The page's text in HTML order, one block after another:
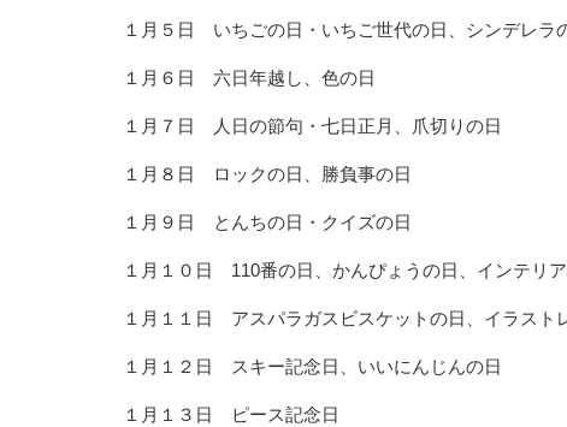
１月５日 いちごの日・いちご世代の日、シンデレラ
１月６日 六日年越し、色の日
１月７日 人日の節句・七日正月、爪切りの日
１月８日 ロックの日、勝負事の日
１月９日 とんちの日・クイズの日
１月１０日 110番の日、かんぴょうの日、インテリ
１月１１日 アスパラガスビスケットの日、イラスト
１月１２日 スキー記念日、いいにんじんの日
１月１３日 ピース記念日